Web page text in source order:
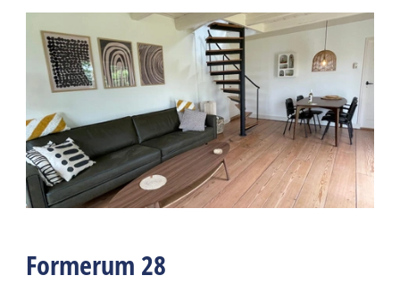
Slaapkamer begane
grond
Rookvrij
Wifi privé
Dekbedden
Sanitair
Tuin
Terras
Gedeelde faciliteiten
Parkeerterrein
Speelveld
Kindermeubilair
Formerum 28